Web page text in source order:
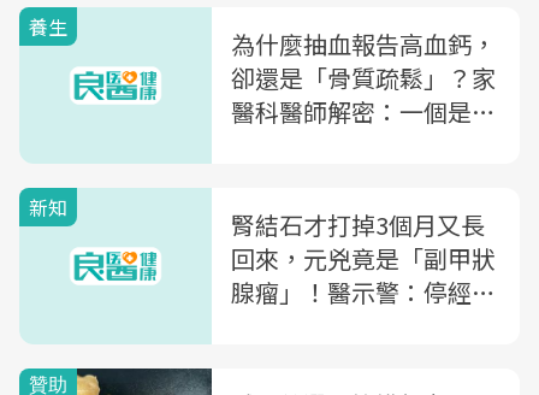
養生
為什麼抽血報告高血鈣，
卻還是「骨質疏鬆」？家
醫科醫師解密：一個是現
新知
腎結石才打掉3個月又長
回來，元兇竟是「副甲狀
腺瘤」！醫示警：停經後